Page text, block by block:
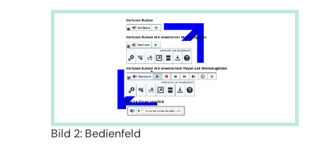
Bild 2: Bedienfeld